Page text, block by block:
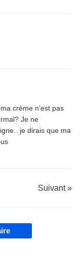
crème n’est pas
Je ne
je dirais que ma
Suivant »